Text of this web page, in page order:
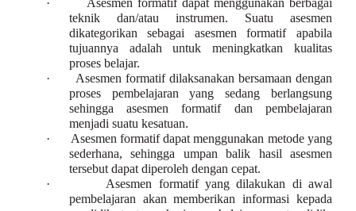
teknik dan/atau instrumen. Suatu asesmen
dikategorikan sebagai asesmen formatif apabila
tujuannya adalah untuk meningkatkan kualitas
proses belajar.
·
Asesmen formatif dilaksanakan bersamaan dengan
proses pembelajaran yang sedang berlangsung
sehingga asesmen formatif dan pembelajaran
menjadi suatu kesatuan.
·
Asesmen formatif dapat menggunakan metode yang
sederhana, sehingga umpan balik hasil asesmen
tersebut dapat diperoleh dengan cepat.
·
Asesmen formatif yang dilakukan di awal
pembelajaran akan memberikan informasi kepada